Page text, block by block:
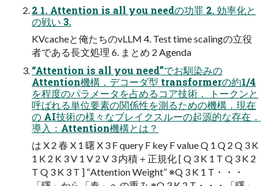
2 1. Attention is all you needの功罪 2. 効率化と
の戦い 3.
KVcacheと俺たちのvLLM 4. Test time scalingの立役
者である長文処理 6. まとめ 2 Agenda
“Attention is all you need”でお馴染みの
Attention機構．デコーダ型 transformerの約1/4
を程度のパラメータを占めるコア技術． トークンと
呼ばれる単位要素の関係性を測るための機構．現在
の AI技術の様々なブレイクスルーの起源的な存在．
導入：Attention機構とは？
は X 2 春 X 1 曙 X 3 F query F key F value Q 1 Q 2 Q 3 K
1 K 2 K 3 V 1 V 2 V 3 内積＋正規化 [ Q 3 K 1 T Q 3 K 2
T Q 3 K 3 T ] “Attention Weight” ※Q 3 K 1 T・・・